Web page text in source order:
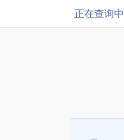
正在查询中